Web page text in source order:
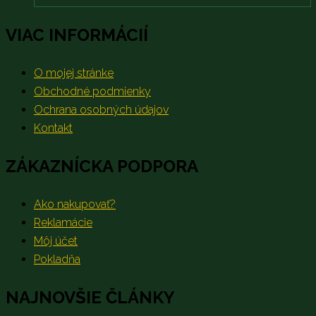
VIAC INFORMÁCIÍ
O mojej stránke
Obchodné podmienky
Ochrana osobných údajov
Kontakt
ZÁKAZNÍCKA PODPORA
Ako nakupovať?
Reklamácie
Môj účet
Pokladňa
NAJNOVŠIE ČLÁNKY